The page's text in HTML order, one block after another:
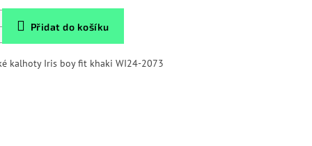
Přidat do košíku
kalhoty Iris boy fit khaki WI24-2073